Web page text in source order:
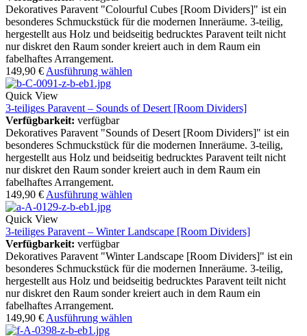
Dekoratives Paravent "Colourful Cubes [Room Dividers]" ist ein
besonderes Schmuckstück für die modernen Inneräume. 3-teilig,
hergestellt aus Holz und beidseitig bedrucktes Paravent teilt nicht
nur diskret den Raum sonder kreiert auch in dem Raum ein
fabelhaftes Arrangement.
149,90 € Ausführung wählen
Quick View
3-teiliges Paravent – Sounds of Desert [Room Dividers]
Verfügbarkeit: verfügbar
Dekoratives Paravent "Sounds of Desert [Room Dividers]" ist ein
besonderes Schmuckstück für die modernen Inneräume. 3-teilig,
hergestellt aus Holz und beidseitig bedrucktes Paravent teilt nicht
nur diskret den Raum sonder kreiert auch in dem Raum ein
fabelhaftes Arrangement.
149,90 € Ausführung wählen
Quick View
3-teiliges Paravent – Winter Landscape [Room Dividers]
Verfügbarkeit: verfügbar
Dekoratives Paravent "Winter Landscape [Room Dividers]" ist ein
besonderes Schmuckstück für die modernen Inneräume. 3-teilig,
hergestellt aus Holz und beidseitig bedrucktes Paravent teilt nicht
nur diskret den Raum sonder kreiert auch in dem Raum ein
fabelhaftes Arrangement.
149,90 € Ausführung wählen